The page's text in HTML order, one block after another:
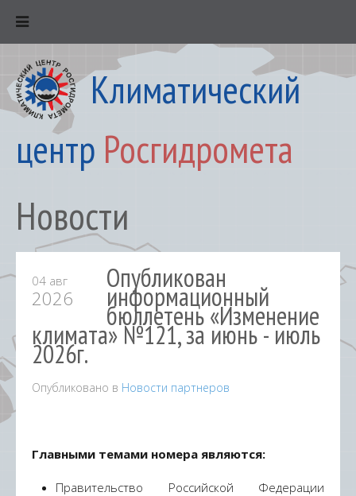
Климатический
центр Росгидромета
Новости
04 авг
2026
Опубликован
информационный
бюллетень «Изменение
климата» №121, за июнь - июль
2026г.
Опубликовано в Новости партнеров
Главными темами номера являются:
Правительство Российской Федерации